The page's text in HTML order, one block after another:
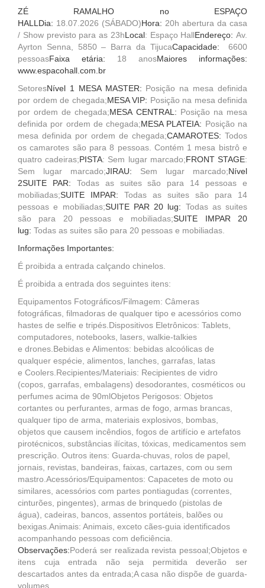
ZÉ RAMALHO no ESPAÇO
HALLDia: 18.07.2026 (SÁBADO)Hora: 20h abertura da casa
/ Show previsto para as 23hLocal: Espaço HallEndereço: Av.
Ayrton Senna, 5850 – Barra da TijucaCapacidade: 6600
pessoasFaixa etária: 18 anosMaiores informações:
www.espacohall.com.br
SetoresNível 1 MESA MASTER: Posição na mesa definida
por ordem de chegada;MESA VIP: Posição na mesa definida
por ordem de chegada;MESA CENTRAL: Posição na mesa
definida por ordem de chegada;MESA PLATEIA: Posição na
mesa definida por ordem de chegada;CAMAROTES: Todos
os camarotes são para 8 pessoas. Contém 1 mesa bistrô e
quatro cadeiras;PISTA: Sem lugar marcado;FRONT STAGE:
Sem lugar marcado;JIRAU: Sem lugar marcado;Nível
2SUITE PAR: Todas as suites são para 14 pessoas e
mobiliadas;SUITE IMPAR: Todas as suites são para 14
pessoas e mobiliadas;SUITE PAR 20 lug: Todas as suites
são para 20 pessoas e mobiliadas;SUITE IMPAR 20
lug: Todas as suites são para 20 pessoas e mobiliadas.
Informações Importantes:
É proibida a entrada calçando chinelos.
É proibida a entrada dos seguintes itens:
Equipamentos Fotográficos/Filmagem: Câmeras
fotográficas, filmadoras de qualquer tipo e acessórios como
hastes de selfie e tripés.Dispositivos Eletrônicos: Tablets,
computadores, notebooks, lasers, walkie-talkies
e drones.Bebidas e Alimentos: bebidas alcoólicas de
qualquer espécie, alimentos, lanches, garrafas, latas
e Coolers.Recipientes/Materiais: Recipientes de vidro
(copos, garrafas, embalagens) desodorantes, cosméticos ou
perfumes acima de 90mlObjetos Perigosos: Objetos
cortantes ou perfurantes, armas de fogo, armas brancas,
qualquer tipo de arma, materiais explosivos, bombas,
objetos que causem incêndios, fogos de artifício e artefatos
pirotécnicos, substâncias ilícitas, tóxicas, medicamentos sem
prescrição. Outros itens: Guarda-chuvas, rolos de papel,
jornais, revistas, bandeiras, faixas, cartazes, com ou sem
mastro.Acessórios/Equipamentos: Capacetes de moto ou
similares, acessórios com partes pontiagudas (correntes,
cinturões, pingentes), armas de brinquedo (pistolas de
água), cadeiras, bancos, assentos portáteis, balões ou
bexigas.Animais: Animais, exceto cães-guia identificados
acompanhando pessoas com deficiência.
Observações:Poderá ser realizada revista pessoal;Objetos e
itens cuja entrada não seja permitida deverão ser
descartados antes da entrada;A casa não dispõe de guarda-
volumes.